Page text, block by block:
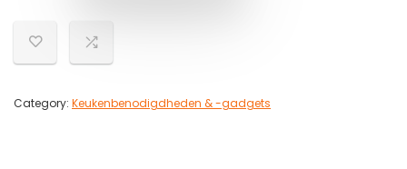
Category: Keukenbenodigdheden & -gadgets